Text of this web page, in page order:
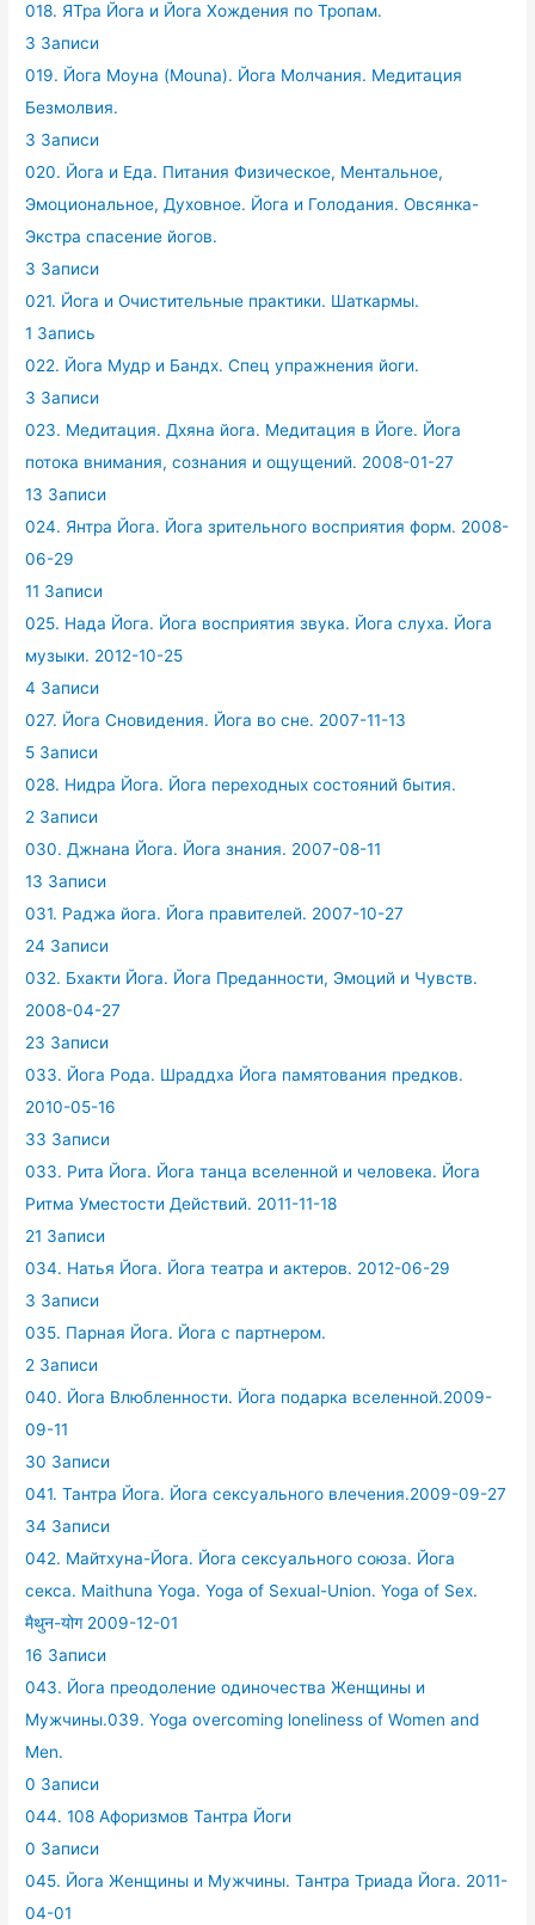
018. ЯТра Йога и Йога Хождения по Тропам.
3 Записи
019. Йога Моуна (Mouna). Йога Молчания. Медитация
Безмолвия.
3 Записи
020. Йога и Еда. Питания Физическое, Ментальное,
Эмоциональное, Духовное. Йога и Голодания. Овсянка-
Экстра спасение йогов.
3 Записи
021. Йога и Очистительные практики. Шаткармы.
1 Запись
022. Йога Мудр и Бандх. Спец упражнения йоги.
3 Записи
023. Медитация. Дхяна йога. Медитация в Йоге. Йога
потока внимания, сознания и ощущений. 2008-01-27
13 Записи
024. Янтра Йога. Йога зрительного восприятия форм. 2008-
06-29
11 Записи
025. Нада Йога. Йога восприятия звука. Йога слуха. Йога
музыки. 2012-10-25
4 Записи
027. Йога Сновидения. Йога во сне. 2007-11-13
5 Записи
028. Нидра Йога. Йога переходных состояний бытия.
2 Записи
030. Джнана Йога. Йога знания. 2007-08-11
13 Записи
031. Раджа йога. Йога правителей. 2007-10-27
24 Записи
032. Бхакти Йога. Йога Преданности, Эмоций и Чувств.
2008-04-27
23 Записи
033. Йога Рода. Шраддха Йога памятования предков.
2010-05-16
33 Записи
033. Рита Йога. Йога танца вселенной и человека. Йога
Ритма Уместости Действий. 2011-11-18
21 Записи
034. Натья Йога. Йога театра и актеров. 2012-06-29
3 Записи
035. Парная Йога. Йога с партнером.
2 Записи
040. Йога Влюбленности. Йога подарка вселенной.2009-
09-11
30 Записи
041. Тантра Йога. Йога сексуального влечения.2009-09-27
34 Записи
042. Майтхуна-Йога. Йога сексуального союза. Йога
секса. Maithuna Yoga. Yoga of Sexual-Union. Yoga of Sex.
मैथुन-योग 2009-12-01
16 Записи
043. Йога преодоление одиночества Женщины и
Мужчины.039. Yoga overcoming loneliness of Women and
Men.
0 Записи
044. 108 Афоризмов Тантра Йоги
0 Записи
045. Йога Женщины и Мужчины. Тантра Триада Йога. 2011-
04-01